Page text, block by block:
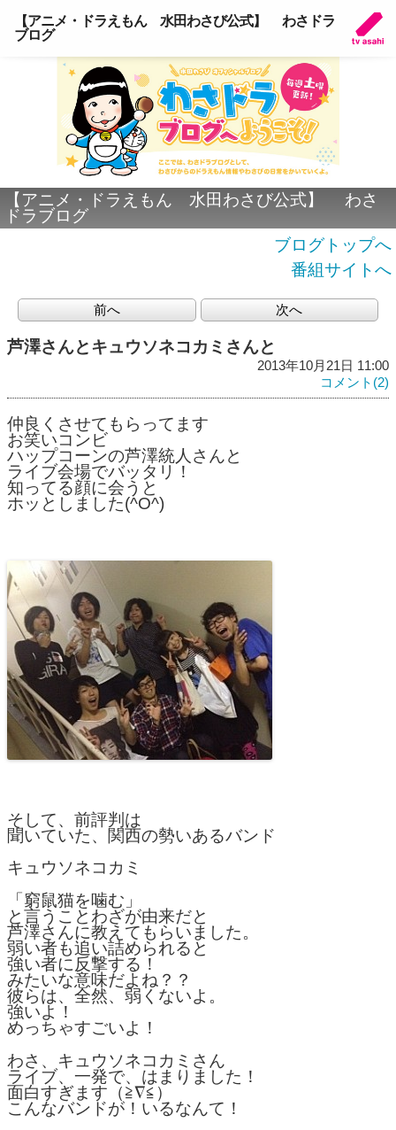
【アニメ・ドラえもん 水田わさび公式】 わさドラ
ブログ
【アニメ・ドラえもん 水田わさび公式】 わさ
ドラブログ
ブログトップへ
番組サイトへ
前へ 次へ
芦澤さんとキュウソネコカミさんと
2013年10月21日 11:00
コメント(2)
仲良くさせてもらってます
お笑いコンビ
ハップコーンの芦澤統人さんと
ライブ会場でバッタリ！
知ってる顔に会うと
ホッとしました(^O^)
そして、前評判は
聞いていた、関西の勢いあるバンド
キュウソネコカミ
「窮鼠猫を噛む」
と言うことわざが由来だと
芦澤さんに教えてもらいました。
弱い者も追い詰められると
強い者に反撃する！
みたいな意味だよね？？
彼らは、全然、弱くないよ。
強いよ！
めっちゃすごいよ！
わさ、キュウソネコカミさん
ライブ、一発で、はまりました！
面白すぎます（≧∇≦）
こんなバンドが！いるなんて！